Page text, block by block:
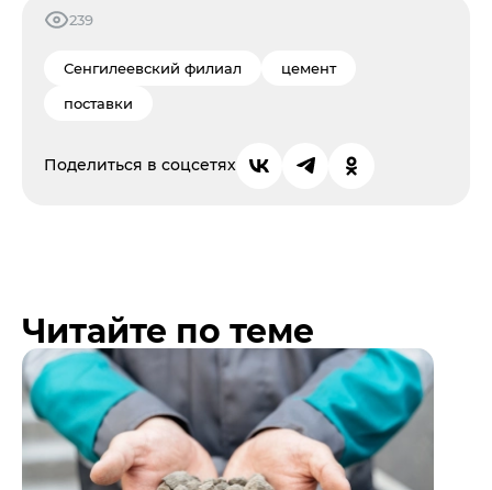
239
Сенгилеевский филиал
цемент
поставки
Поделиться в соцсетях
Читайте по теме